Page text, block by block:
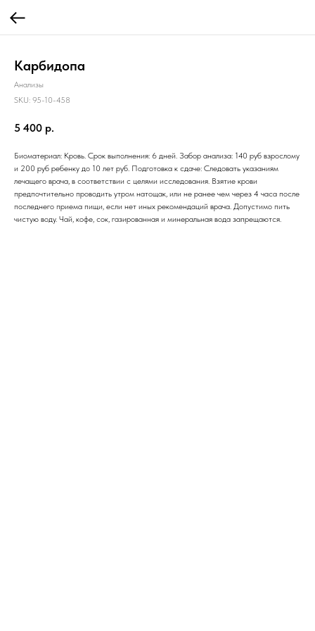
Карбидопа
Анализы
SKU: 95-10-458
5 400 р.
Биоматериал: Кровь. Срок выполнения: 6 дней. Забор анализа: 140 руб взрослому
и 200 руб ребенку до 10 лет руб. Подготовка к сдаче: Следовать указаниям
лечащего врача, в соответствии с целями исследования. Взятие крови
предпочтительно проводить утром натощак, или не ранее чем через 4 часа после
последнего приема пищи, если нет иных рекомендаций врача. Допустимо пить
чистую воду. Чай, кофе, сок, газированная и минеральная вода запрещаются.